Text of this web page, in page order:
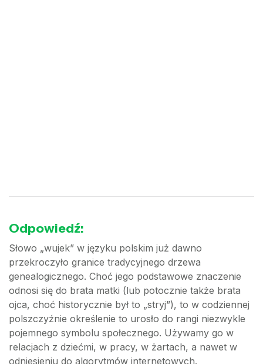
Odpowiedź:
Słowo „wujek” w języku polskim już dawno
przekroczyło granice tradycyjnego drzewa
genealogicznego. Choć jego podstawowe znaczenie
odnosi się do brata matki (lub potocznie także brata
ojca, choć historycznie był to „stryj”), to w codziennej
polszczyźnie określenie to urosło do rangi niezwykle
pojemnego symbolu społecznego. Używamy go w
relacjach z dziećmi, w pracy, w żartach, a nawet w
odniesieniu do algorytmów internetowych.